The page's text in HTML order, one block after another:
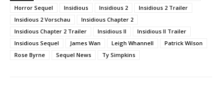
Horror Sequel
Insidious Insidious 2
Insidious 2 Trailer
Insidious 2 Vorschau
Insidious Chapter 2
Insidious Chapter 2 Trailer
Insidious II
Insidious II Trailer
Insidious Sequel
James Wan Leigh Whannell
Patrick Wilson
Rose Byrne
Sequel News Ty Simpkins